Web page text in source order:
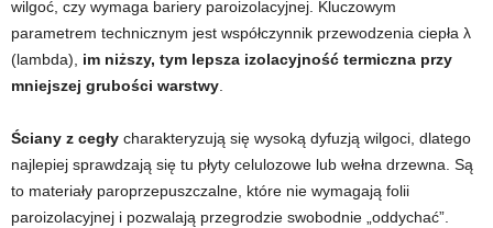
wilgoć, czy wymaga bariery paroizolacyjnej. Kluczowym
parametrem technicznym jest współczynnik przewodzenia ciepła λ
(lambda), im niższy, tym lepsza izolacyjność termiczna przy
mniejszej grubości warstwy.
Ściany z cegły charakteryzują się wysoką dyfuzją wilgoci, dlatego
najlepiej sprawdzają się tu płyty celulozowe lub wełna drzewna. Są
to materiały paroprzepuszczalne, które nie wymagają folii
paroizolacyjnej i pozwalają przegrodzie swobodnie „oddychać”.